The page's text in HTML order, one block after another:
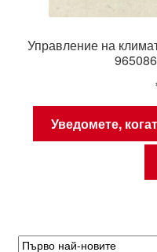
Управление на
Уведомете,